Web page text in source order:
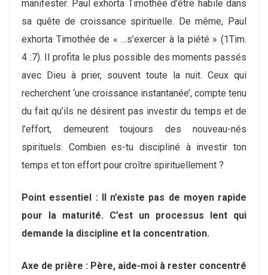
manifester. Paul exhorta Timothée d’être habile dans
sa quête de croissance spirituelle. De même, Paul
exhorta Timothée de « …s’exercer à la piété » (1Tim.
4 :7). Il profita le plus possible des moments passés
avec Dieu à prier, souvent toute la nuit. Ceux qui
recherchent ‘une croissance instantanée’, compte tenu
du fait qu’ils ne désirent pas investir du temps et de
l’effort, demeurent toujours des nouveau-nés
spirituels. Combien es-tu discipliné à investir ton
temps et ton effort pour croître spirituellement ?
Point essentiel : Il n’existe pas de moyen rapide
pour la maturité. C’est un processus lent qui
demande la discipline et la concentration.
Axe de prière : Père, aide-moi à rester concentré